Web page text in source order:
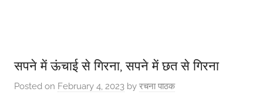
सपने में ऊंचाई से गिरना, सपने में छत से गिरना
Posted on February 4, 2023 by रचना पाठक